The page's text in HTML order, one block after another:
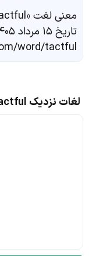
معنی لغت «tactful» در
word/tactful
لغات نزدیک tactful